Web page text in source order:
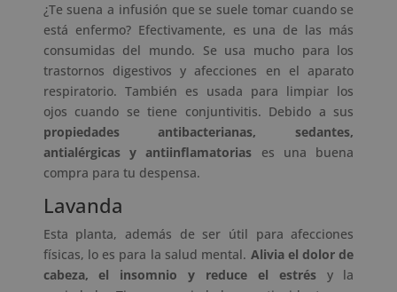
¿Te suena a infusión que se suele tomar cuando se
está enfermo? Efectivamente, es una de las más
consumidas del mundo. Se usa mucho para los
trastornos digestivos y afecciones en el aparato
respiratorio. También es usada para limpiar los
ojos cuando se tiene conjuntivitis. Debido a sus
propiedades antibacterianas, sedantes,
antialérgicas y antiinflamatorias es una buena
compra para tu despensa.
Lavanda
Esta planta, además de ser útil para afecciones
físicas, lo es para la salud mental. Alivia el dolor de
cabeza, el insomnio y reduce el estrésy la